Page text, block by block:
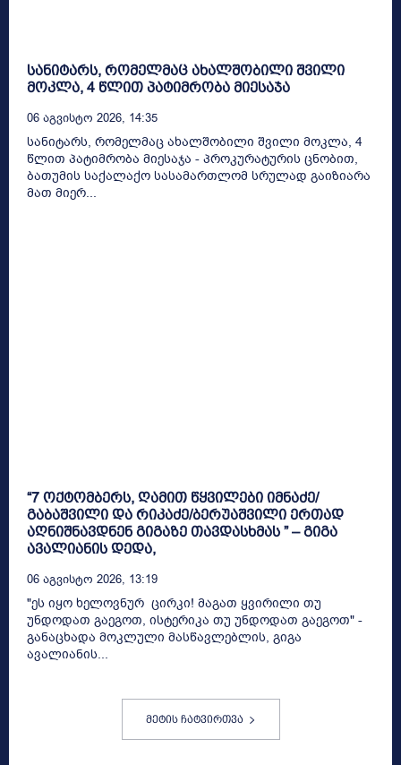
სანიტარს, რომელმაც ახალშობილი შვილი
მოკლა, 4 წლით პატიმრობა მიესაჯა
06 Აგვისტო 2026, 14:35
სანიტარს, რომელმაც ახალშობილი შვილი მოკლა, 4
წლით პატიმრობა მიესაჯა - პროკურატურის ცნობით,
ბათუმის საქალაქო სასამართლომ სრულად გაიზიარა
მათ მიერ...
“7 ოქტომბერს, ღამით წყვილები იმნაძე/
გაბაშვილი და რიკაძე/ბერუაშვილი ერთად
აღნიშნავდნენ გიგაზე თავდასხმას ” – გიგა
ავალიანის დედა,
06 Აგვისტო 2026, 13:19
"ეს იყო ხელოვნურ ცირკი! მაგათ ყვირილი თუ
უნდოდათ გაეგოთ, ისტერიკა თუ უნდოდათ გაეგოთ" -
განაცხადა მოკლული მასწავლებლის, გიგა
ავალიანის...
მეტის ჩატვირთვა